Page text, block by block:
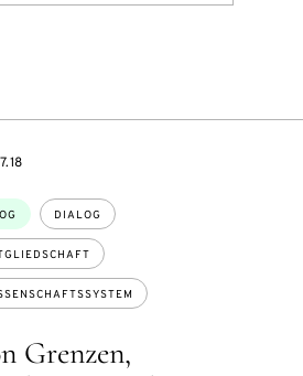
Grenzen,
DIALOG